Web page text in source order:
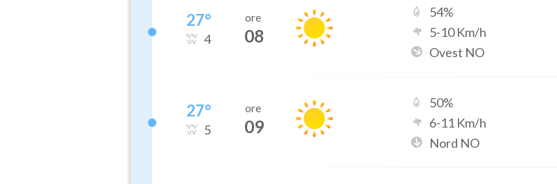
27°
4
ore
08
54%
5-10Km/h
Ovest NO
27°
5
ore
09
50%
6-11 Km/h
Nord NO